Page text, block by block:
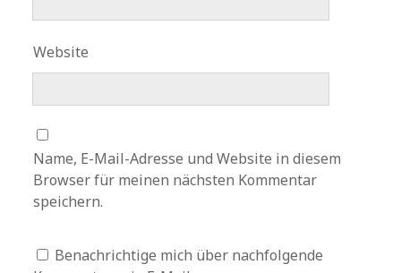
Website
Name, E-Mail-Adresse und Website in diesem
Browser für meinen nächsten Kommentar
speichern.
Benachrichtige mich über nachfolgende